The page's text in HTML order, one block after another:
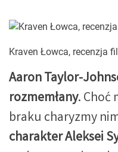
Kraven Łowca, recenzja
Aaron Taylor-
rozmemłany. Choć
braku charyzmy
charakter Aleksei